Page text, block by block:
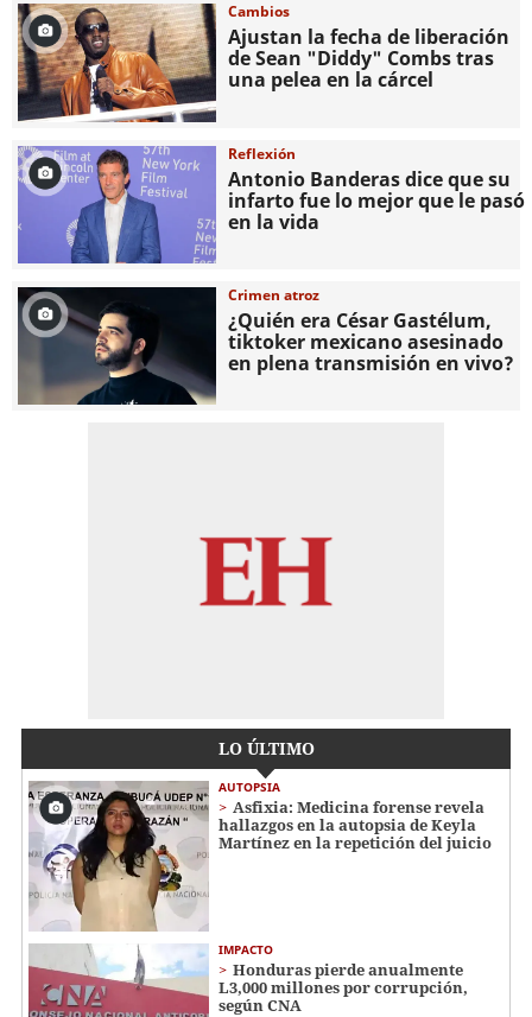
Cambios
Ajustan la fecha de liberación
de Sean "Diddy" Combs tras
una pelea en la cárcel
Reflexión
Antonio Banderas dice que su
infarto fue lo mejor que le pasó
en la vida
Crimen atroz
¿Quién era César Gastélum,
tiktoker mexicano asesinado
en plena transmisión en vivo?
LO ÚLTIMO
AUTOPSIA
Asfixia: Medicina forense revela
hallazgos en la autopsia de Keyla
Martínez en la repetición del juicio
IMPACTO
Honduras pierde anualmente
L3,000 millones por corrupción,
según CNA